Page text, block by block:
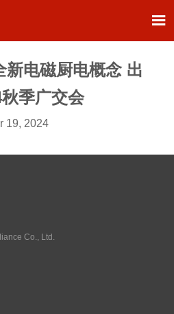

新电磁厨电概念 出
季广交会
19, 2024
Co., Ltd.